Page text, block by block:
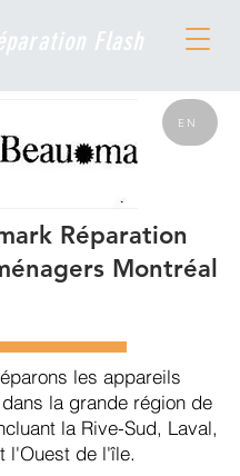
Flash
EN
Réparation
Montréal
les appareils
la grande région de
la Rive-Sud, Laval,
l'Ouest de l'île.